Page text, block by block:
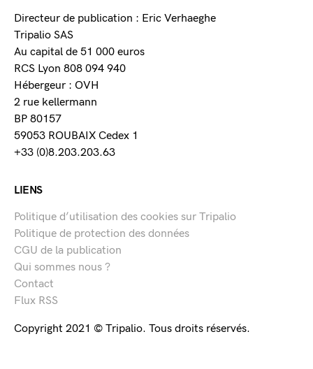
Directeur de publication : Eric Verhaeghe
Tripalio SAS
Au capital de 51 000 euros
RCS Lyon 808 094 940
Hébergeur : OVH
2 rue kellermann
BP 80157
59053 ROUBAIX Cedex 1
+33 (0)8.203.203.63
LIENS
Politique d’utilisation des cookies sur Tripalio
Politique de protection des données
CGU de la publication
Qui sommes nous ?
Contact
Flux RSS
Copyright 2021 © Tripalio. Tous droits réservés.